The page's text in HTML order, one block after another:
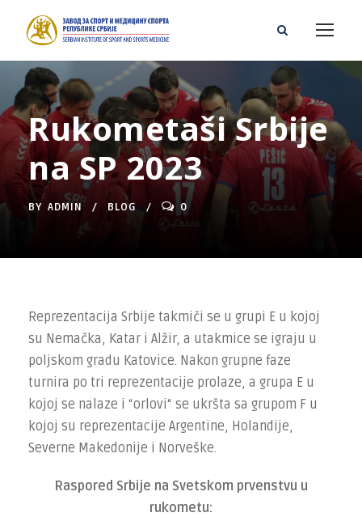
Rukometaši Srbije
na SP 2023
BY ADMIN BLOG 0
Reprezentacija Srbije takmiči se u grupi E u kojoj
su Nemačka, Katar i Alžir, a utakmice se igraju u
poljskom gradu Katovice. Nakon grupne faze
turnira po tri reprezentacije prolaze, a grupa E u
kojoj se nalaze i “orlovi“ se ukršta sa grupom F u
kojoj su reprezentacije Argentine, Holandije,
Severne Makedonije i Norveške.
Raspored Srbije na Svetskom prvenstvu u
rukometu: